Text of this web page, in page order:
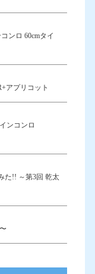
ンロ 60cmタイ
アプリコット
ンコンロ
た!! ～第3回 乾太